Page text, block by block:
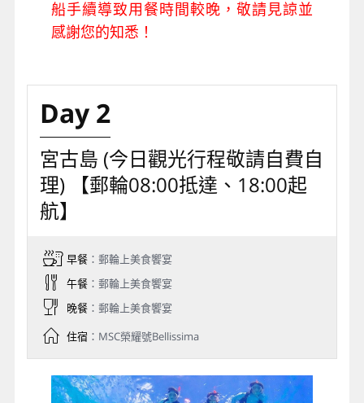
船手續導致用餐時間較晚，敬請見諒並
感謝您的知悉！
Day 2
宮古島 (今日觀光行程敬請自費自
理) 【郵輪08:00抵達、18:00起
航】
早餐：郵輪上美食饗宴
午餐：郵輪上美食饗宴
晚餐：郵輪上美食饗宴
住宿：MSC榮耀號Bellissima